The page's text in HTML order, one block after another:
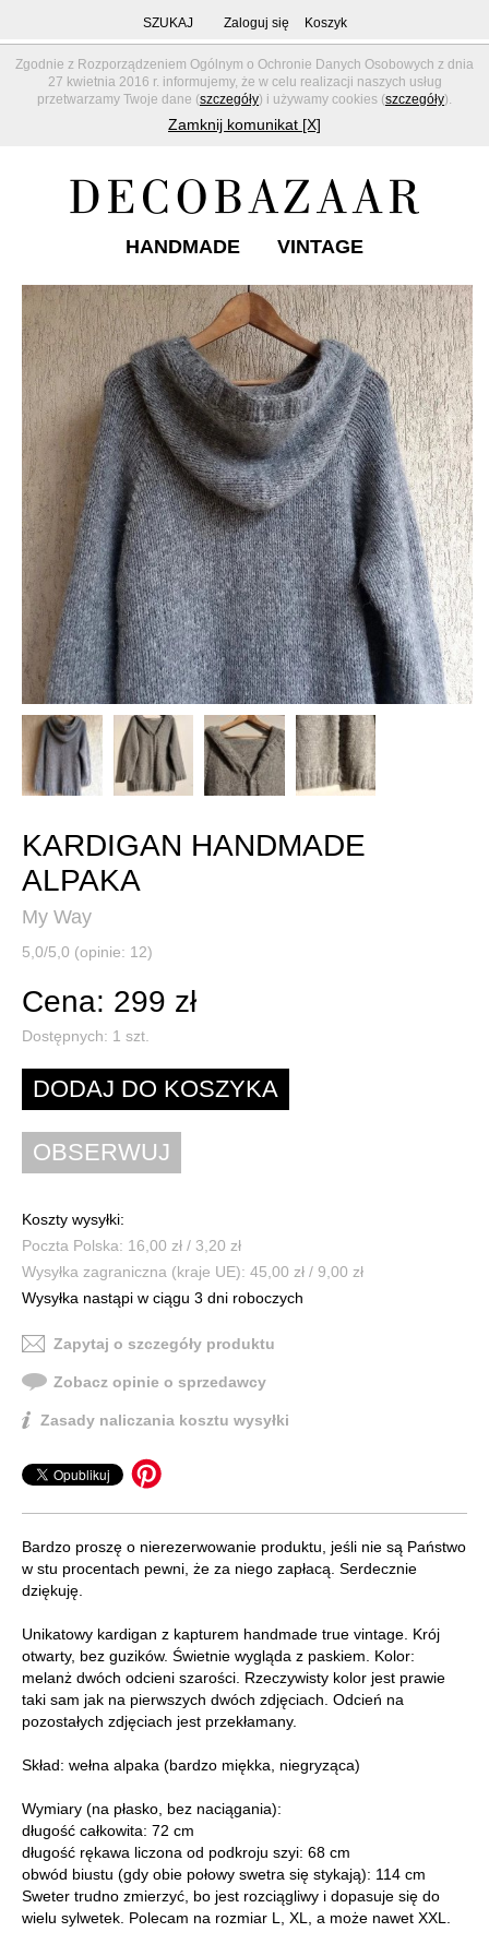
Zgodnie z Rozporządzeniem Ogólnym o Ochronie Danych Osobowych z dnia
27 kwietnia 2016 r. informujemy, że w celu realizacji naszych usług
przetwarzamy Twoje dane (szczegóły) i używamy cookies (szczegóły).
Zamknij komunikat [X]
SZUKAJ Zaloguj się Koszyk
HANDMADE VINTAGE
KARDIGAN HANDMADE
ALPAKA
My Way
5,0/5,0 (opinie: 12)
Cena: 299 zł
Dostępnych: 1 szt.
Koszty wysyłki:
Poczta Polska: 16,00 zł / 3,20 zł
Wysyłka zagraniczna (kraje UE): 45,00 zł / 9,00 zł
Wysyłka nastąpi w ciągu 3 dni roboczych
Zapytaj o szczegóły produktu
Zobacz opinie o sprzedawcy
Zasady naliczania kosztu wysyłki
Bardzo proszę o nierezerwowanie produktu, jeśli nie są Państwo
w stu procentach pewni, że za niego zapłacą. Serdecznie
dziękuję.
Unikatowy kardigan z kapturem handmade true vintage. Krój
otwarty, bez guzików. Świetnie wygląda z paskiem. Kolor:
melanż dwóch odcieni szarości. Rzeczywisty kolor jest prawie
taki sam jak na pierwszych dwóch zdjęciach. Odcień na
pozostałych zdjęciach jest przekłamany.
Skład: wełna alpaka (bardzo miękka, niegryząca)
Wymiary (na płasko, bez naciągania):
długość całkowita: 72 cm
długość rękawa liczona od podkroju szyi: 68 cm
obwód biustu (gdy obie połowy swetra się stykają): 114 cm
Sweter trudno zmierzyć, bo jest rozciągliwy i dopasuje się do
wielu sylwetek. Polecam na rozmiar L, XL, a może nawet XXL.